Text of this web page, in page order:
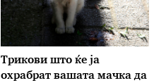
Трикови што ќе ја
охрабрат вашата мачка да